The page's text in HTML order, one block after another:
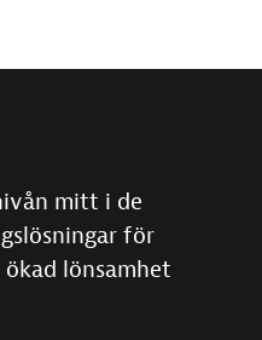
mitt i de
för
lönsamhet